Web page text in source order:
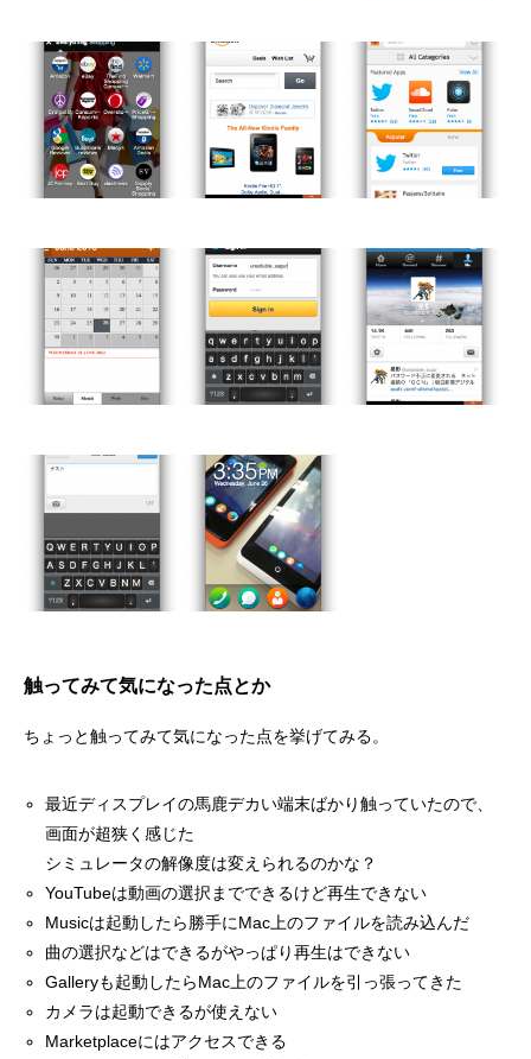
触ってみて気になった点とか
ちょっと触ってみて気になった点を挙げてみる。
最近ディスプレイの馬鹿デカい端末ばかり触っていたので、
画面が超狭く感じた
シミュレータの解像度は変えられるのかな？
YouTubeは動画の選択までできるけど再生できない
Musicは起動したら勝手にMac上のファイルを読み込んだ
曲の選択などはできるがやっぱり再生はできない
Galleryも起動したらMac上のファイルを引っ張ってきた
カメラは起動できるが使えない
Marketplaceにはアクセスできる